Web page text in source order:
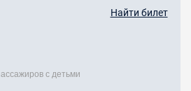
Найти билет
с детьми